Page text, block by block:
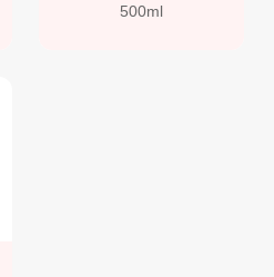
500ml